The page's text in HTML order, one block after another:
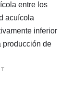
entre los
acuícola
inferior
producción de